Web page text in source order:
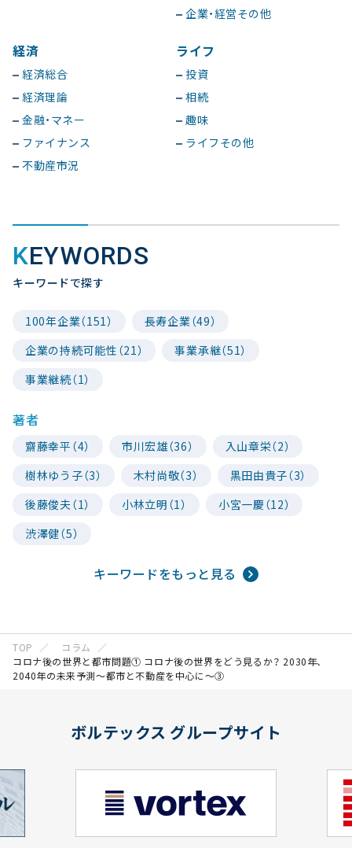
企業・経営その他
経済
経済総合
経済理論
金融・マネー
ファイナンス
不動産市況
ライフ
投資
相続
趣味
ライフその他
KEYWORDS
キーワードで探す
100年企業（151）
長寿企業（49）
企業の持続可能性（21）
事業承継（51）
事業継続（1）
著者
齋藤幸平（4） 市川宏雄（36）
入山章栄（2）
樹林ゆう子（3）
木村尚敬（3）
黒田由貴子（3）
後藤俊夫（1）
小林立明（1）
小宮一慶（12）
渋澤健（5）
キーワードをもっと見る
TOP
コラム
コロナ後の世界と都市問題① コロナ後の世界をどう見るか？ 2030年、
2040年の未来予測～都市と不動産を中心に～③
ボルテックス グループサイト